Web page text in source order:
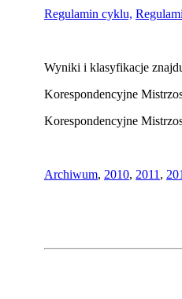
Regulamin cyklu,
Wyniki i klasyfikacje
Korespondencyjne
Korespondencyjne
Archiwum, 2010, 2011 ,